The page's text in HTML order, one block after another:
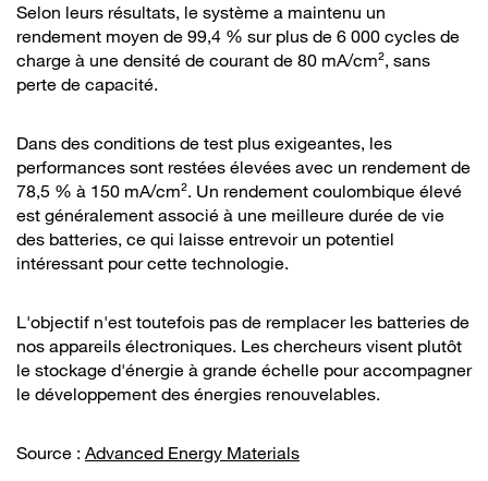
Selon leurs résultats, le système a maintenu un
rendement moyen de 99,4 % sur plus de 6 000 cycles de
charge à une densité de courant de 80 mA/cm², sans
perte de capacité.
Dans des conditions de test plus exigeantes, les
performances sont restées élevées avec un rendement de
78,5 % à 150 mA/cm². Un rendement coulombique élevé
est généralement associé à une meilleure durée de vie
des batteries, ce qui laisse entrevoir un potentiel
intéressant pour cette technologie.
L'objectif n'est toutefois pas de remplacer les batteries de
nos appareils électroniques. Les chercheurs visent plutôt
le stockage d'énergie à grande échelle pour accompagner
le développement des énergies renouvelables.
Source : Advanced Energy Materials